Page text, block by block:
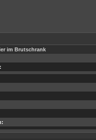
im Brutschrank